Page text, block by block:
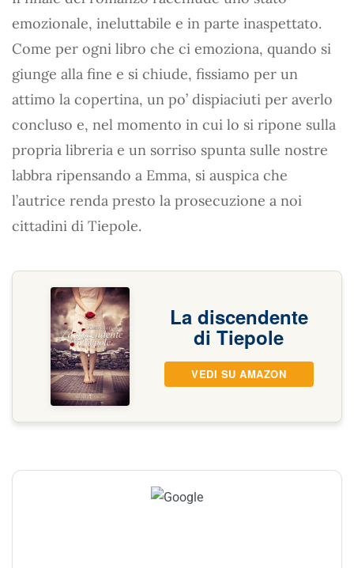
emozionale, ineluttabile e in parte inaspettato.
Come per ogni libro che ci emoziona, quando si
giunge alla fine e si chiude, fissiamo per un
attimo la copertina, un po’ dispiaciuti per averlo
concluso e, nel momento in cui lo si ripone sulla
propria libreria e un sorriso spunta sulle nostre
labbra ripensando a Emma, si auspica che
l’autrice renda presto la prosecuzione a noi
cittadini di Tiepole.
La discendente
di Tiepole
VEDI SU AMAZON